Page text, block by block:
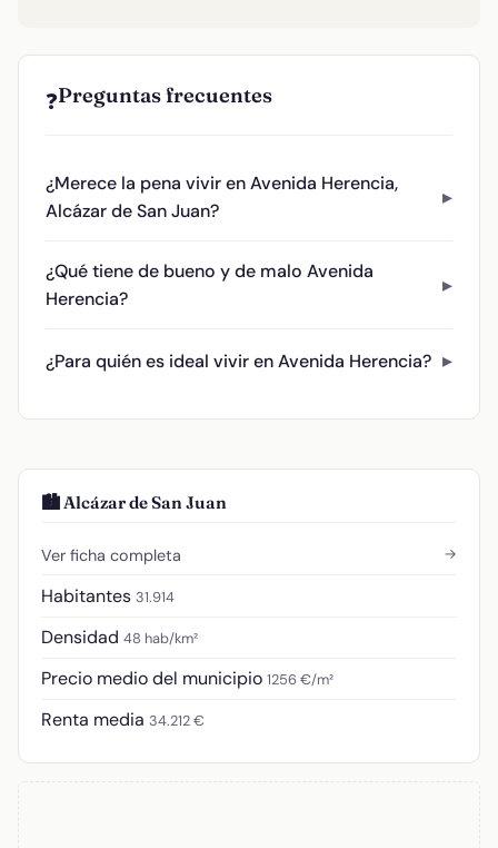
❓Preguntas frecuentes
¿Merece la pena vivir en Avenida Herencia,
Alcázar de San Juan?
¿Qué tiene de bueno y de malo Avenida
Herencia?
¿Para quién es ideal vivir en Avenida Herencia?
🏙️ Alcázar de San Juan
Ver ficha completa →
Habitantes 31.914
Densidad 48 hab/km²
Precio medio del municipio 1256 €/m²
Renta media 34.212 €